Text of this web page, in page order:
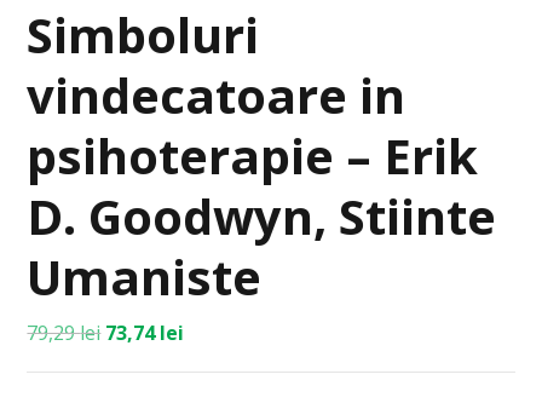
Simboluri
vindecatoare in
psihoterapie – Erik
D. Goodwyn, Stiinte
Umaniste
79,29lei 73,74lei